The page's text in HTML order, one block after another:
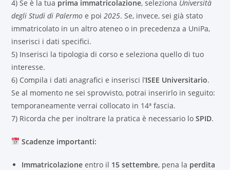
4) Se è la tua prima immatricolazione, seleziona Università
degli Studi di Palermo e poi2025. Se, invece, sei già stato
immatricolato in un altro ateneo o in precedenza a UniPa,
inserisci i dati specifici.
5) Inserisci la tipologia di corso e seleziona quello di tuo
interesse.
6) Compila i dati anagrafici e inserisci l’ISEE Universitario.
Se al momento ne sei sprovvisto, potrai inserirlo in seguito:
temporaneamente verrai collocato in 14ª fascia.
7) Ricorda che per inoltrare la pratica è necessario loSPID.
Scadenze importanti:
Immatricolazioneentro il 15 settembre, pena la perdita